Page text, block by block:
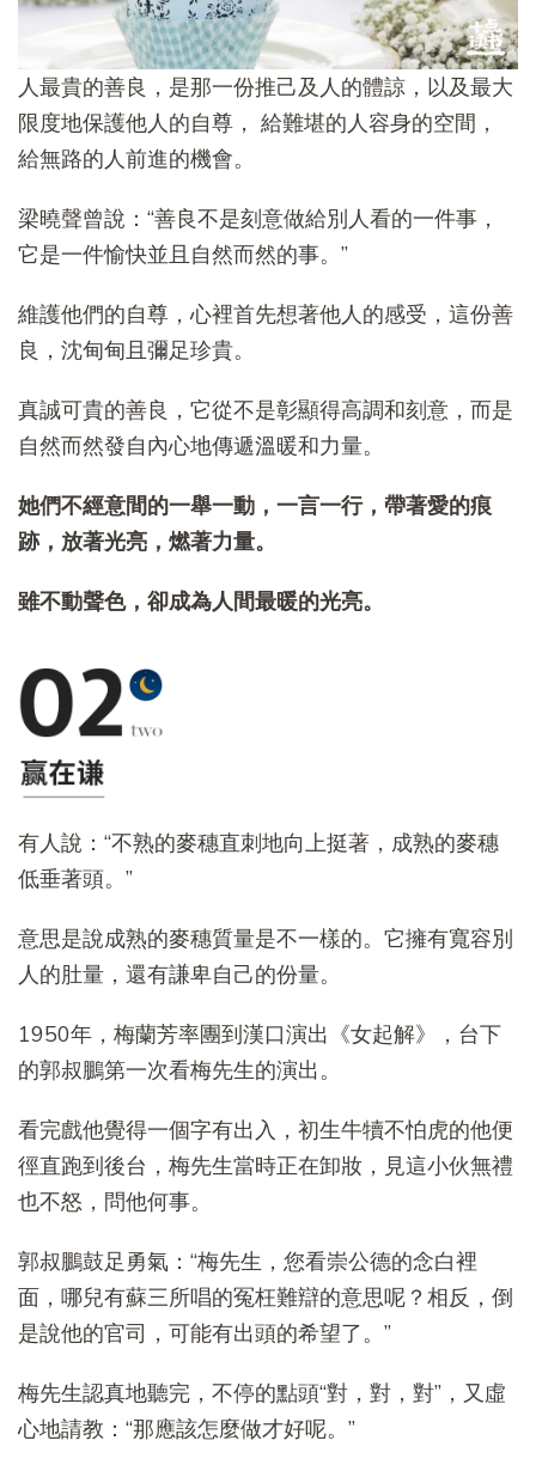
人最貴的善良，是那一份推己及人的體諒，以及最大
限度地保護他人的自尊， 給難堪的人容身的空間，
給無路的人前進的機會。
梁曉聲曾說：“善良不是刻意做給別人看的一件事，
它是一件愉快並且自然而然的事。”
維護他們的自尊，心裡首先想著他人的感受，這份善
良，沈甸甸且彌足珍貴。
真誠可貴的善良，它從不是彰顯得高調和刻意，而是
自然而然發自內心地傳遞溫暖和力量。
她們不經意間的一舉一動，一言一行，帶著愛的痕
跡，放著光亮，燃著力量。
雖不動聲色，卻成為人間最暖的光亮。
有人說：“不熟的麥穗直刺地向上挺著，成熟的麥穗
低垂著頭。”
意思是說成熟的麥穗質量是不一樣的。它擁有寬容別
人的肚量，還有謙卑自己的份量。
1950年，梅蘭芳率團到漢口演出《女起解》，台下
的郭叔鵬第一次看梅先生的演出。
看完戲他覺得一個字有出入，初生牛犢不怕虎的他便
徑直跑到後台，梅先生當時正在卸妝，見這小伙無禮
也不怒，問他何事。
郭叔鵬鼓足勇氣：“梅先生，您看崇公德的念白裡
面，哪兒有​​蘇三所唱的冤枉難辯的意思呢？相反，倒
是說他的官司，可能有出頭的希望了。”
梅先生認真地聽完，不停的點頭“對，對，對”，又虛
心地請教：“那應該怎麼做才好呢。”